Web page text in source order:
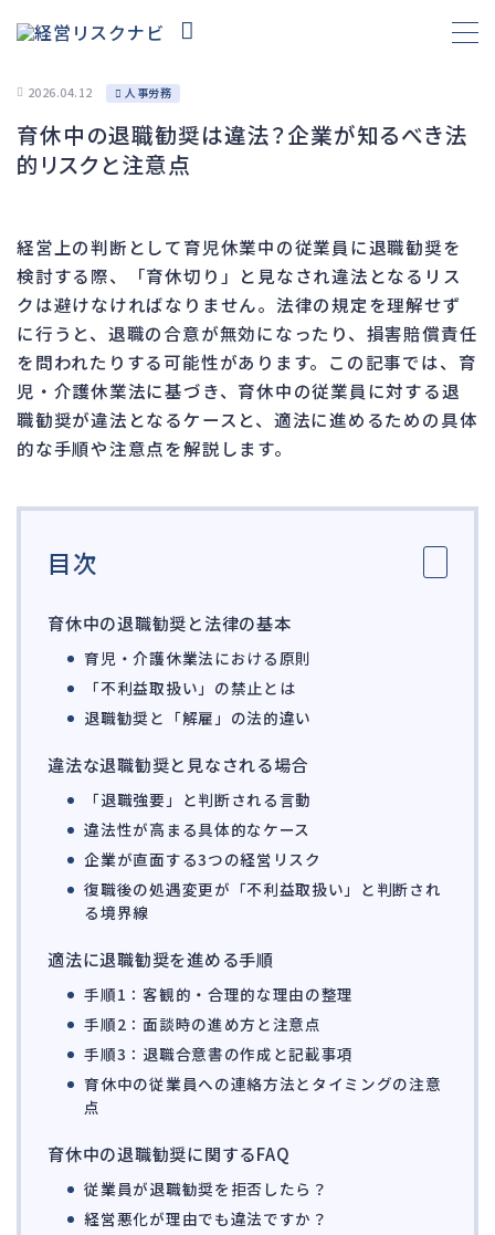
財務 667
資金繰り 192
資産売却 194
法務
差押・強制執行 232
法令違反・行政処分 324
訴訟・不正 283
損害賠償・知的財産
再建準備
労働問題 266
労災・ハラスメント 153
事業運営 375
品質・リコール 49
情報漏洩・サイバー 257
事業再編 69
手続 664
私的整理 142
法的整理 449
債権者対応 19
換価・競売 54
2026.04.12 人事労務
育休中の退職勧奨は違法？企業が知るべき法
的リスクと注意点
経営上の判断として育児休業中の従業員に退職勧奨を
検討する際、「育休切り」と見なされ違法となるリス
クは避けなければなりません。法律の規定を理解せず
に行うと、退職の合意が無効になったり、損害賠償責任
を問われたりする可能性があります。この記事では、育
児・介護休業法に基づき、育休中の従業員に対する退
職勧奨が違法となるケースと、適法に進めるための具体
的な手順や注意点を解説します。
目次
育休中の退職勧奨と法律の基本
育児・介護休業法における原則
「不利益取扱い」の禁止とは
退職勧奨と「解雇」の法的違い
違法な退職勧奨と見なされる場合
「退職強要」と判断される言動
違法性が高まる具体的なケース
企業が直面する3つの経営リスク
復職後の処遇変更が「不利益取扱い」と判断され
る境界線
適法に退職勧奨を進める手順
手順1：客観的・合理的な理由の整理
手順2：面談時の進め方と注意点
手順3：退職合意書の作成と記載事項
育休中の従業員への連絡方法とタイミングの注意
点
育休中の退職勧奨に関するFAQ
従業員が退職勧奨を拒否したら？
経営悪化が理由でも違法ですか？